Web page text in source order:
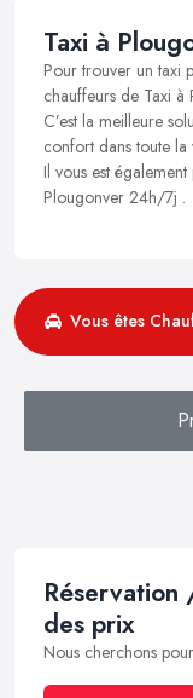
Taxi à
Pour trouver un taxi
chauffeurs de Taxi à
C’est la meilleure
confort dans toute
Il vous est
Plougonver 24h/7j .
Vous êtes
des prix
Nous cherchons